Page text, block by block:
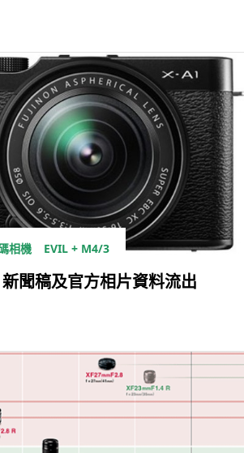
相機 EVIL + M4/3
聞稿及官方相片資料流出